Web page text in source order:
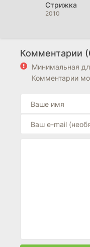
Стрижка
2010
Комментарии
Минимальная
Комментарии